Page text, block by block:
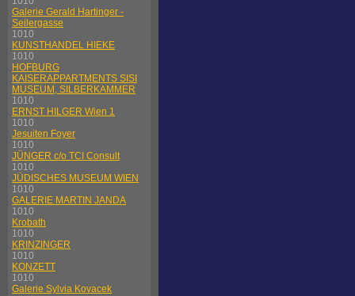
Galerie Gerald Hartinger -
Seilergasse
1010
KUNSTHANDEL HIEKE
1010
HOFBURG
KAISERAPPARTMENTS SISI
MUSEUM, SILBERKAMMER
1010
ERNST HILGER Wien 1
1010
Jesuiten Foyer
1010
JÜNGER c/o TCI Consult
1010
JÜDISCHES MUSEUM WIEN
1010
GALERIE MARTIN JANDA
1010
Krobath
1010
KRINZINGER
1010
KONZETT
1010
Galerie Sylvia Kovacek